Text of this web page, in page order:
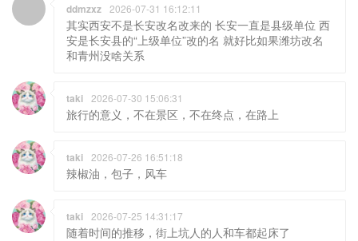
ddmzxz 2026-07-31 16:12:11
其实西安不是长安改名改来的 长安一直是县级单位 西
安是长安县的“上级单位”改的名 就好比如果潍坊改名
和青州没啥关系
taki 2026-07-30 15:06:31
旅行的意义，不在景区，不在终点，在路上
taki 2026-07-26 16:51:18
辣椒油，包子，风车
taki 2026-07-25 14:31:17
随着时间的推移，街上坑人的人和车都起床了